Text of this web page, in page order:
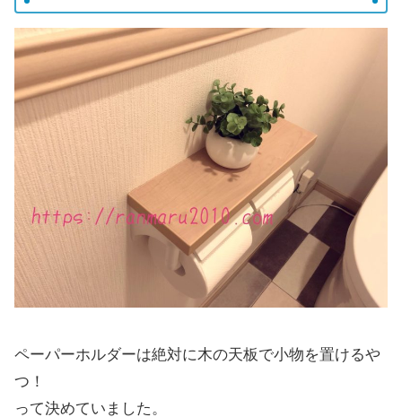
ペーパーホルダーは絶対に木の天板で小物を置けるや
つ！
って決めていました。